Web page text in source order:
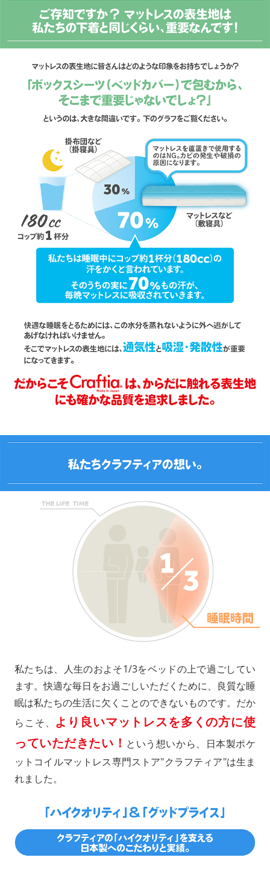
私たちは、人生のおよそ1/3をベッドの上で過ごしてい
ます。快適な毎日をお過ごしいただくために、良質な睡
眠は私たちの生活に欠くことのできないものです。だか
らこそ、 より良いマットレスを多くの方に使
っていただきたい！ という想いから、日本製ポケ
ットコイルマットレス専門ストア"クラフティア"は生ま
れました。